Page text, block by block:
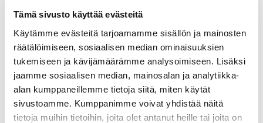
Tämä sivusto käyttää evästeitä
Käytämme evästeitä tarjoamamme sisällön ja mainosten
räätälöimiseen, sosiaalisen median ominaisuuksien
tukemiseen ja kävijämäärämme analysoimiseen. Lisäksi
jaamme sosiaalisen median, mainosalan ja analytiikka-
alan kumppaneillemme tietoja siitä, miten käytät
sivustoamme. Kumppanimme voivat yhdistää näitä
tietoja muihin tietoihin, joita olet antanut heille tai joita on
kiinteistöjen arvonmäärityksen ammattilaisia. AKA- ja
ja toimitilakaupoissa, vakuusarvioinneissa, rahastojen
arvonmäärityksessä sekä ositus- ja
perinnönjakotilanteissa. Tätä nykyä arvioijia käytetään
paljon myös sote-kiinteistöjen haastavissa arvioinneissa
Kaikki hyväksytyt löydättäältä.